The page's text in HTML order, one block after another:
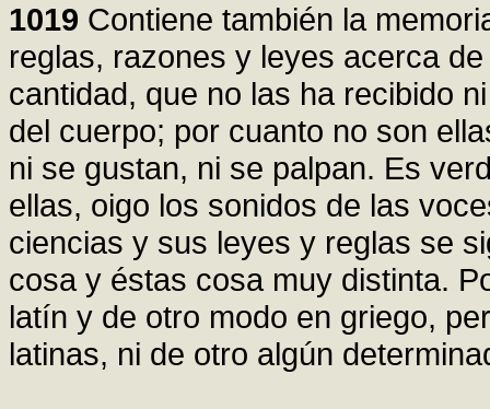
1019 Contiene también la
reglas, razones y leyes acerca
cantidad, que no las ha recibido
del cuerpo; por cuanto no son
ni se gustan, ni se palpan. Es
ellas, oigo los sonidos de las
ciencias y sus leyes y reglas se
cosa y éstas cosa muy distinta.
latín y de otro modo en griego,
latinas, ni de otro algún